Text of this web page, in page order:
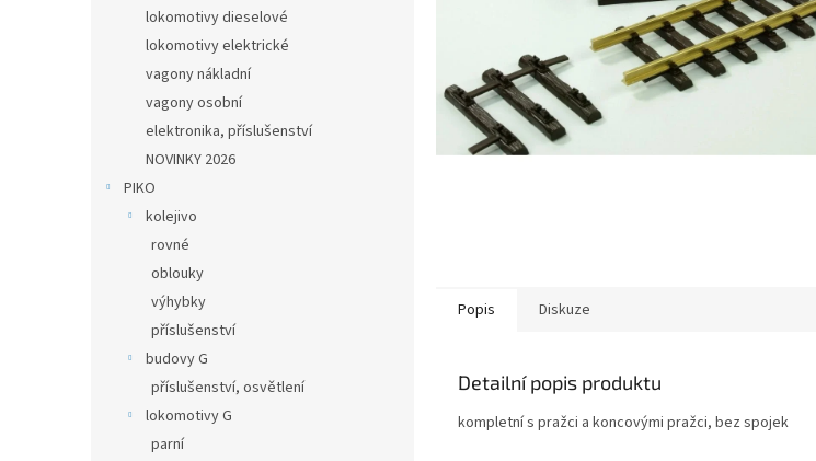
lokomotivy dieselové
lokomotivy elektrické
vagony nákladní
vagony osobní
elektronika, příslušenství
NOVINKY 2026
PIKO
kolejivo
rovné
oblouky
výhybky
příslušenství
budovy G
příslušenství, osvětlení
lokomotivy G
parní
Popis Diskuze
Detailní popis produktu
kompletní s pražci a koncovými pražci, bez spojek